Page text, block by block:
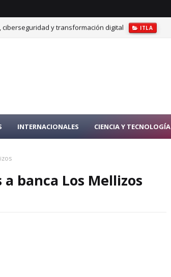
y transformación digital
para la venta de bebidas alcohólicas
INTERNACIONALES CIENCIA Y TECNOLOGÍA
banca Los Mellizos